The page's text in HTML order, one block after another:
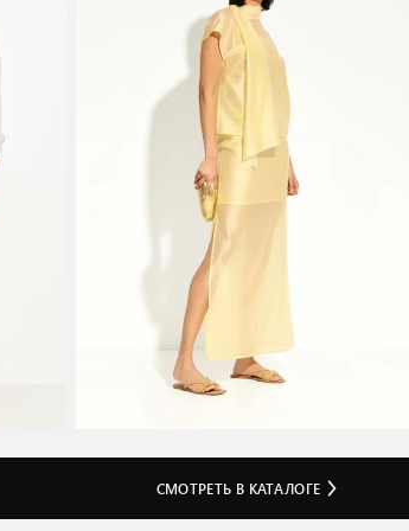
СМОТРЕТЬ В КАТАЛОГЕ